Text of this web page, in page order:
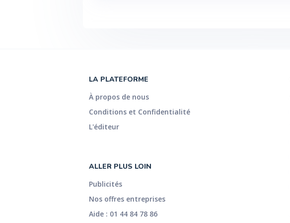
LA PLATEFORME
À propos de nous
Conditions et Confidentialité
L'éditeur
ALLER PLUS LOIN
Publicités
Nos offres entreprises
Aide : 01 44 84 78 86